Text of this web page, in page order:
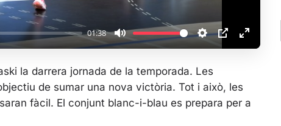
01:38
M
t
e
S
t
t
i
P
E
r
la darrera jornada de la temporada. Les
de sumar una nova victòria. Tot i això, les
fàcil. El conjunt blanc-i-blau es prepara per a